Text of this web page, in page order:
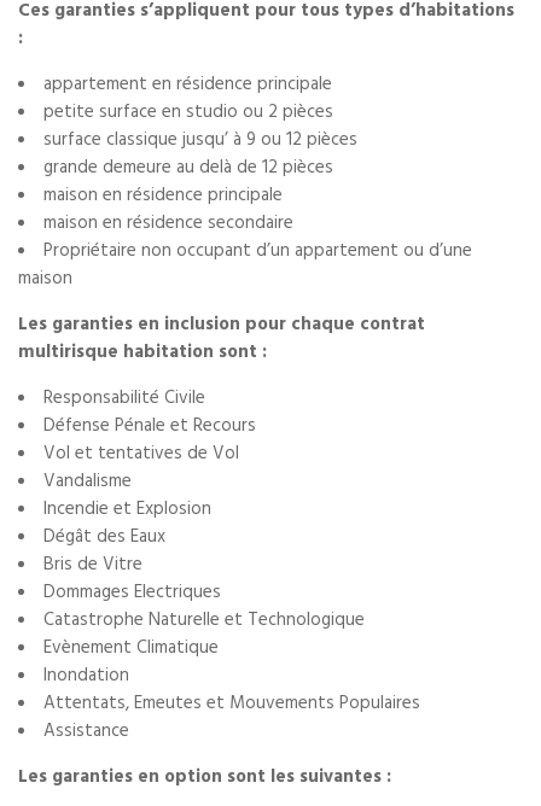
Ces garanties s’appliquent pour tous types d’habitations
:
appartement en résidence principale
petite surface en studio ou 2 pièces
surface classique jusqu’ à 9 ou 12 pièces
grande demeure au delà de 12 pièces
maison en résidence principale
maison en résidence secondaire
Propriétaire non occupant d’un appartement ou d’une
maison
Les garanties en inclusion pour chaque contrat
multirisque habitation sont :
Responsabilité Civile
Défense Pénale et Recours
Vol et tentatives de Vol
Vandalisme
Incendie et Explosion
Dégât des Eaux
Bris de Vitre
Dommages Electriques
Catastrophe Naturelle et Technologique
Evènement Climatique
Inondation
Attentats, Emeutes et Mouvements Populaires
Assistance
Les garanties en option sont les suivantes :